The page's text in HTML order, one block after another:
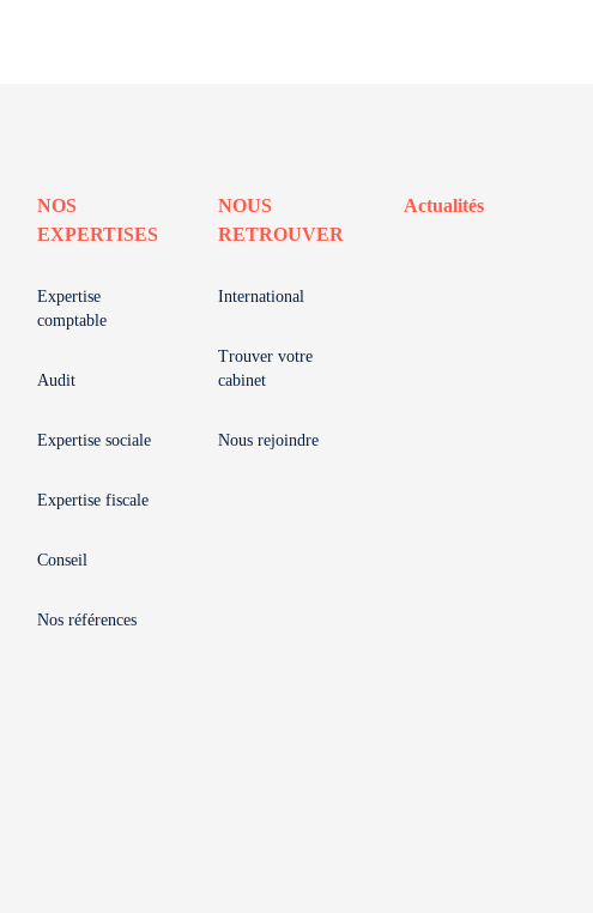
NOS
EXPERTISES
Expertise
comptable
Audit
Expertise sociale
Expertise fiscale
Conseil
Nos références
NOUS
RETROUVER
International
Trouver votre
cabinet
Nous rejoindre
Actualités